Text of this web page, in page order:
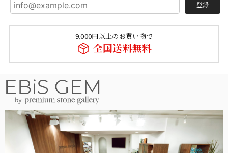
登録
9,000円以上のお買い物で
全国送料無料